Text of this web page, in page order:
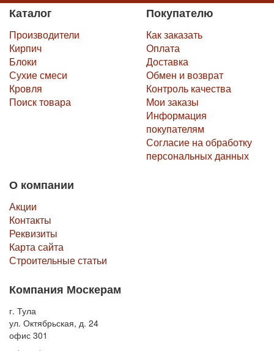
Каталог
Производители
Кирпич
Блоки
Сухие смеси
Кровля
Поиск товара
Покупателю
Как заказать
Оплата
Доставка
Обмен и возврат
Контроль качества
Мои заказы
Информация
покупателям
Согласие на обработку
персональных данных
О компании
Акции
Контакты
Реквизиты
Карта сайта
Строительные статьи
Компания Москерам
г. Тула
ул. Октябрьская, д. 24
офис 301